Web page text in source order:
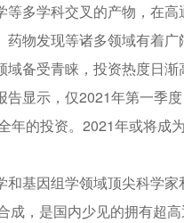
等多学科交叉的产物，在
物发现等诸多领域有着广
域备受青睐，投资热度日
告显示，仅2021年第一季
年的投资。2021年或将成
和基因组学领域顶尖科学
成，是国内少见的拥有超